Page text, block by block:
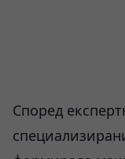
Според